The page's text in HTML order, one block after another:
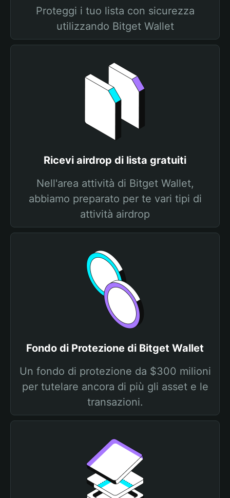
Proteggi i tuo lista con sicurezza
utilizzando Bitget Wallet
Ricevi airdrop di lista gratuiti
Nell'area attività di Bitget Wallet,
abbiamo preparato per te vari tipi di
attività airdrop
Fondo di Protezione di Bitget Wallet
Un fondo di protezione da $300 milioni
per tutelare ancora di più gli asset e le
transazioni.